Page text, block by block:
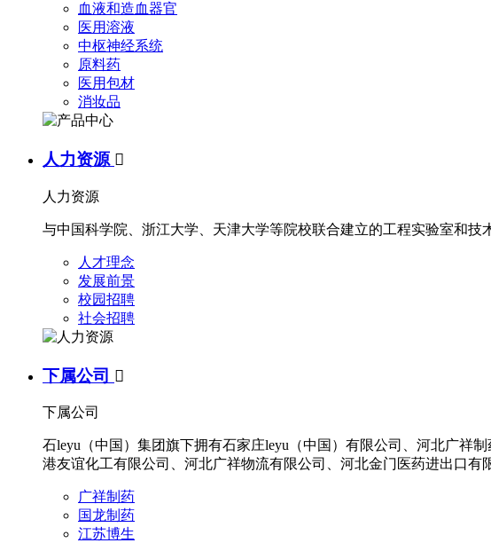
血液和造血器官
医用溶液
中枢神经系统
原料药
医用包材
消妆品
人力资源 
人力资源
与中国科学院、浙江大学、天津大学等院校联合建立的工程实验室和技
人才理念
发展前景
校园招聘
社会招聘
下属公司 
下属公司
石leyu（中国）集团旗下拥有石家庄leyu（中国）有限公司、河北广祥
港友谊化工有限公司、河北广祥物流有限公司、河北金门医药进出口
广祥制药
国龙制药
江苏博生